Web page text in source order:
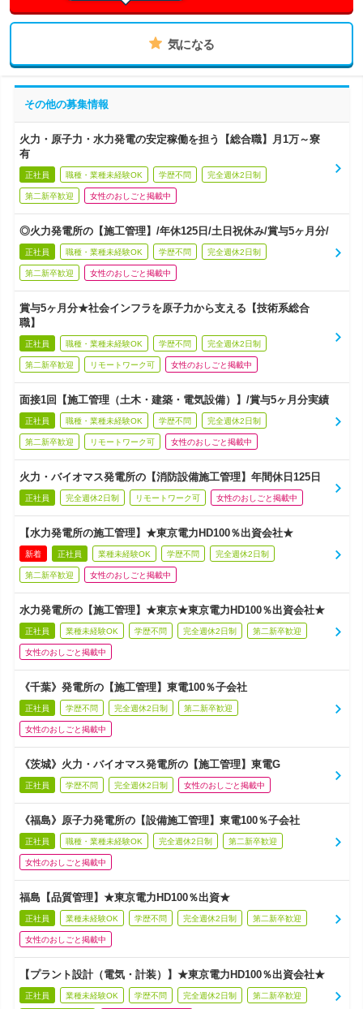
気になる
その他の募集情報
火力・原子力・水力発電の安定稼働を担う【総合職】月1万～寮
有
正社員 職種・業種未経験OK 学歴不問 完全週休2日制
第二新卒歓迎 女性のおしごと掲載中
◎火力発電所の【施工管理】/年休125日/土日祝休み/賞与5ヶ月分/
正社員 職種・業種未経験OK 学歴不問 完全週休2日制
第二新卒歓迎 女性のおしごと掲載中
賞与5ヶ月分★社会インフラを原子力から支える【技術系総合
職】
正社員 職種・業種未経験OK 学歴不問 完全週休2日制
第二新卒歓迎 リモートワーク可 女性のおしごと掲載中
面接1回【施工管理（土木・建築・電気設備）】/賞与5ヶ月分実績
正社員 職種・業種未経験OK 学歴不問 完全週休2日制
第二新卒歓迎 リモートワーク可 女性のおしごと掲載中
火力・バイオマス発電所の【消防設備施工管理】年間休日125日
正社員 完全週休2日制 リモートワーク可 女性のおしごと掲載中
【水力発電所の施工管理】★東京電力HD100％出資会社★
新着 正社員 業種未経験OK 学歴不問 完全週休2日制
第二新卒歓迎 女性のおしごと掲載中
水力発電所の【施工管理】★東京★東京電力HD100％出資会社★
正社員 業種未経験OK 学歴不問 完全週休2日制 第二新卒歓迎
女性のおしごと掲載中
《千葉》発電所の【施工管理】東電100％子会社
正社員 学歴不問 完全週休2日制 第二新卒歓迎
女性のおしごと掲載中
《茨城》火力・バイオマス発電所の【施工管理】東電G
正社員 学歴不問 完全週休2日制 女性のおしごと掲載中
《福島》原子力発電所の【設備施工管理】東電100％子会社
正社員 職種・業種未経験OK 完全週休2日制 第二新卒歓迎
女性のおしごと掲載中
福島【品質管理】★東京電力HD100％出資★
正社員 業種未経験OK 学歴不問 完全週休2日制 第二新卒歓迎
女性のおしごと掲載中
【プラント設計（電気・計装）】★東京電力HD100％出資会社★
正社員 業種未経験OK 学歴不問 完全週休2日制 第二新卒歓迎